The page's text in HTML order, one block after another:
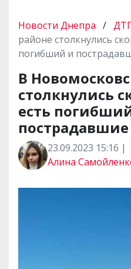
Новости Днепра /
районе столкнулись
погибший и
В
столкнулись
есть
пострадавшие
23.09.2023 15:16 |
Алина